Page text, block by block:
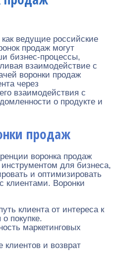
ведущие российские
продаж могут
бизнес-процессы,
взаимодействие с
воронки продаж
через
взаимодействия с
о продукте и
продаж
воронка продаж
для бизнеса,
и оптимизировать
клиентами. Воронки
клиента от интереса к
покупке.
маркетинговых
клиентов и возврат